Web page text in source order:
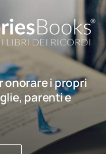
onorare i propri
parenti e